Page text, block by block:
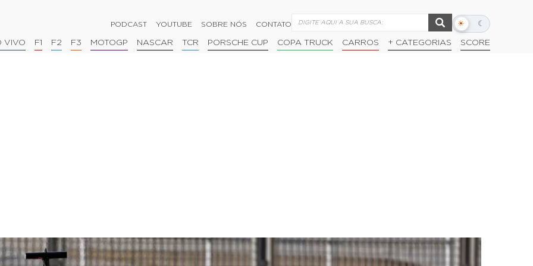
PODCAST YOUTUBE SOBRE NÓS CONTATO ☀ ☾
Alternar
escuro
VIVO F1 F2 F3 MOTOGP NASCAR TCR PORSCHE CUP COPA TRUCK CARROS + CATEGORIAS SCORE